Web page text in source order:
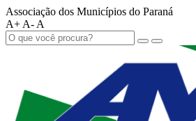
Associação dos Municípios do Paraná
A+ A- A